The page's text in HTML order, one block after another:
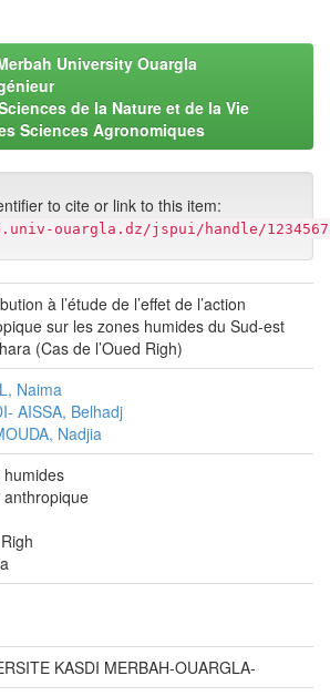
University Ouargla
de la Nature et de la Vie
Sciences Agronomiques
to cite or link to this item:
ouargla.dz/jspui/handle/
à l’étude de l’effet de l’action
sur les zones humides du Sud-est
(Cas de l’Oued Righ)
Naima
AISSA, Belhadj
Nadjia
humides
anthropique
KASDI MERBAH-OUARGLA-